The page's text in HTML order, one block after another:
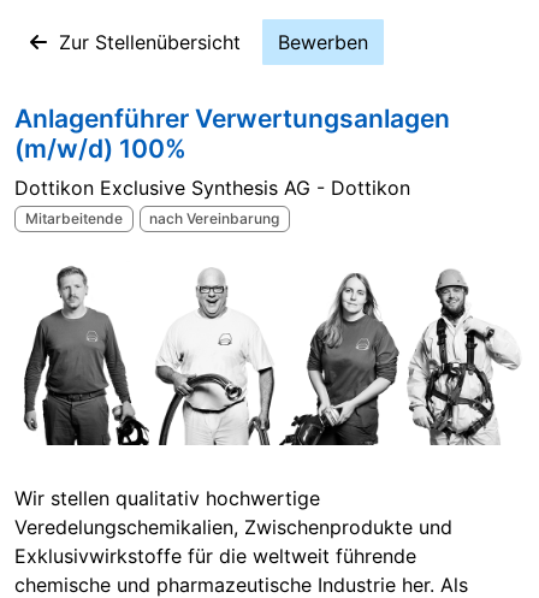
Zur Stellenübersicht Bewerben
Anlagenführer Verwertungsanlagen
(m/w/d) 100%
Dottikon Exclusive Synthesis AG - Dottikon
Mitarbeitende nach Vereinbarung
Wir stellen qualitativ hochwertige
Veredelungschemikalien, Zwischenprodukte und
Exklusivwirkstoffe für die weltweit führende
chemische und pharmazeutische Industrie her. Als